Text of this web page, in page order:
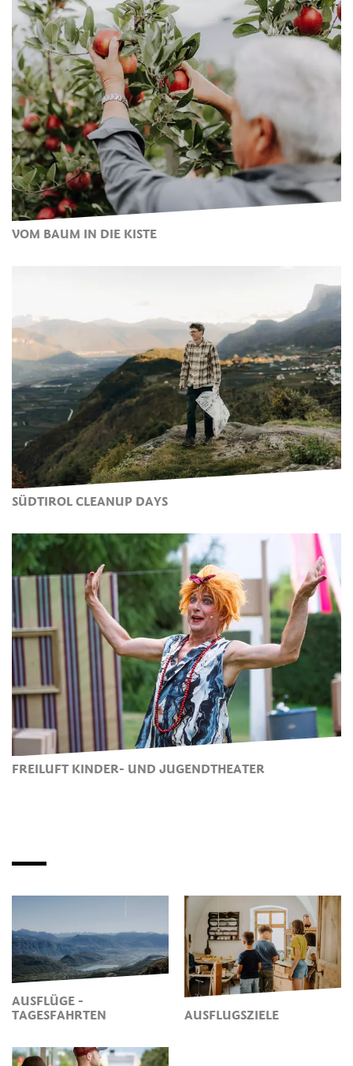
VOM BAUM IN DIE KISTE
SÜDTIROL CLEANUP DAYS
FREILUFT KINDER- UND JUGENDTHEATER
AUSFLÜGE -
TAGESFAHRTEN
AUSFLUGSZIELE